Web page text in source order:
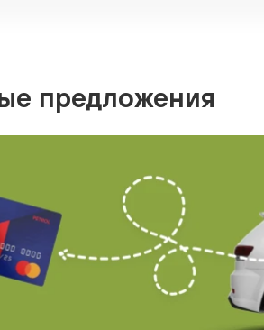
предложения